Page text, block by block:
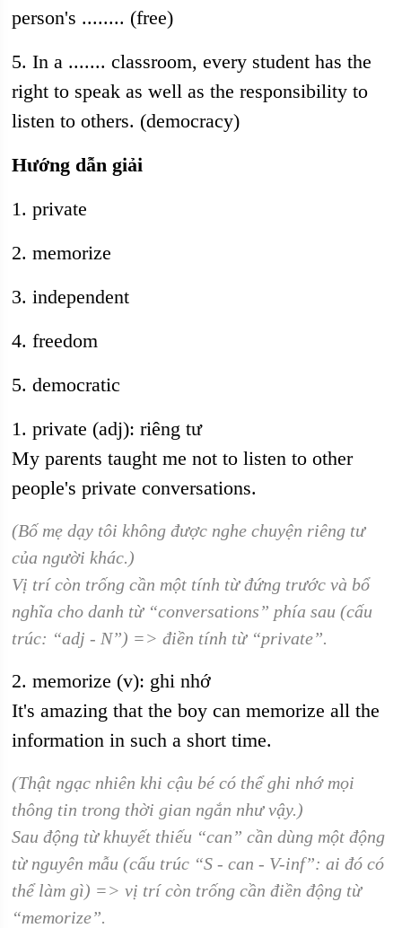
person's ........ (free)
5. In a ....... classroom, every student has the
right to speak as well as the responsibility to
listen to others. (democracy)
Hướng dẫn giải
1. private
2. memorize
3. independent
4. freedom
5. democratic
1. private (adj): riêng tư
My parents taught me not to listen to other
people's private conversations.
(Bố mẹ dạy tôi không được nghe chuyện riêng tư
của người khác.)
Vị trí còn trống cần một tính từ đứng trước và bổ
nghĩa cho danh từ “conversations” phía sau (cấu
trúc: “adj - N”) => điền tính từ “private”.
2. memorize (v): ghi nhớ
It's amazing that the boy can memorize all the
information in such a short time.
(Thật ngạc nhiên khi cậu bé có thể ghi nhớ mọi
thông tin trong thời gian ngắn như vậy.)
Sau động từ khuyết thiếu “can” cần dùng một động
từ nguyên mẫu (cấu trúc “S - can - V-inf”: ai đó có
thể làm gì) => vị trí còn trống cần điền động từ
“memorize”.